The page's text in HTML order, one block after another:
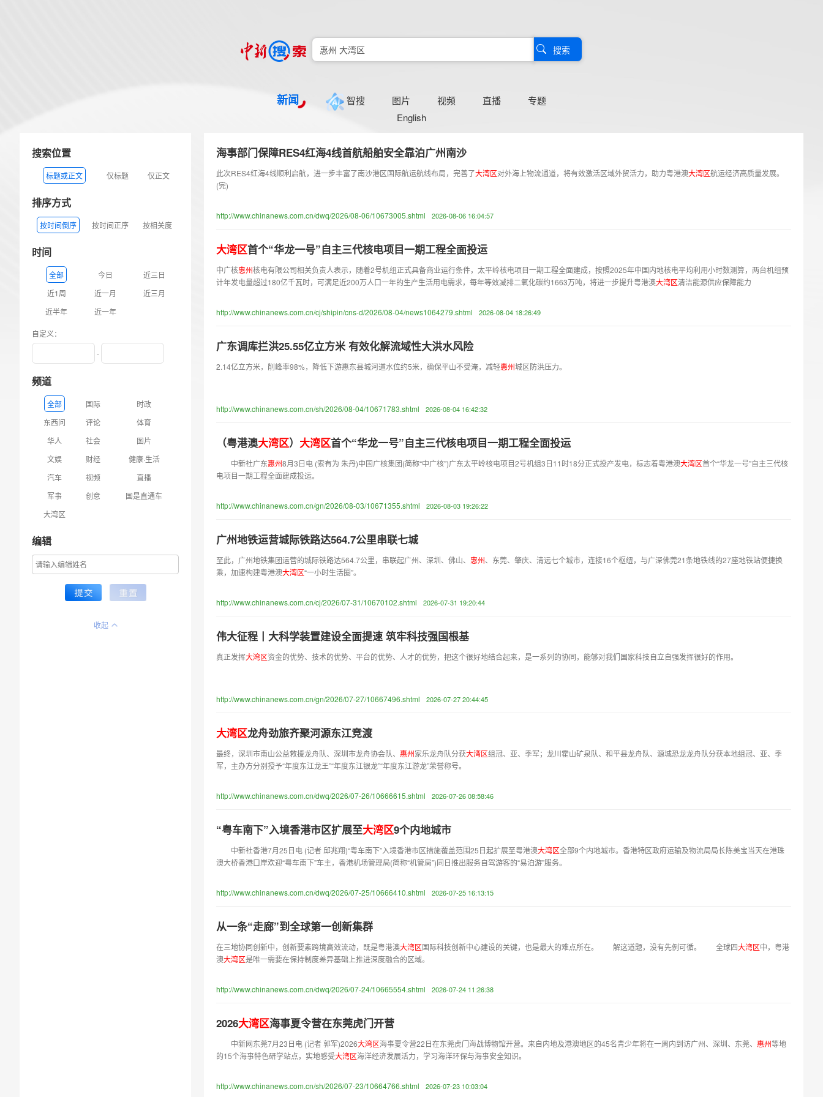
搜索
新闻 智搜 图片 视频 直播
专题
English
搜索位置
标题或正文 仅标题 仅正文
排序方式
按时间倒序 按时间正序 按相关度
时间
全部 今日
近三日
近1周
近一月
近三月
近半年
近一年
自定义：
-
频道
全部 国际
时政
东西问
评论
体育
华人
社会
图片
文娱
财经
健康·生活
汽车
视频
直播
军事
创意
国是直通车
大湾区
编辑
收起
海事部门保障RES4红海4线首航船舶安全靠泊广州南沙
此次RES4红海4线顺利启航，进一步丰富了南沙港区国际航运航线布局，完善了大湾区对外海上物流通道，将有效激活区域外贸活力，助力粤港澳大湾区航运经济高质量发展。
(完)
http://www.chinanews.com.cn/dwq/2026/08-06/10673005.shtml 2026-08-06 16:04:57
大湾区首个“华龙一号”自主三代核电项目一期工程全面投运
中广核惠州核电有限公司相关负责人表示，随着2号机组正式具备商业运行条件，太平岭核电项目一期工程全面建成，按照2025年中国内地核电平均利用小时数测算，两台机组预
计年发电量超过180亿千瓦时，可满足近200万人口一年的生产生活用电需求，每年等效减排二氧化碳约1663万吨，将进一步提升粤港澳大湾区清洁能源供应保障能力
http://www.chinanews.com.cn/cj/shipin/cns-d/2026/08-04/news1064279.shtml 2026-08-04 18:26:49
广东调库拦洪25.55亿立方米 有效化解流域性大洪水风险
2.14亿立方米，削峰率98%，降低下游惠东县城河道水位约5米，确保平山不受淹，减轻惠州城区防洪压力。
http://www.chinanews.com.cn/sh/2026/08-04/10671783.shtml 2026-08-04 16:42:32
（粤港澳大湾区） 大湾区首个“华龙一号”自主三代核电项目一期工程全面投运
中新社广东惠州8月3日电 (索有为 朱丹)中国广核集团(简称“中广核”)广东太平岭核电项目2号机组3日11时18分正式投产发电，标志着粤港澳大湾区首个“华龙一号”自主三代核
电项目一期工程全面建成投运。
http://www.chinanews.com.cn/gn/2026/08-03/10671355.shtml 2026-08-03 19:26:22
广州地铁运营城际铁路达564.7公里串联七城
至此，广州地铁集团运营的城际铁路达564.7公里，串联起广州、深圳、佛山、 惠州、东莞、肇庆、清远七个城市，连接16个枢纽，与广深佛莞21条地铁线的27座地铁站便捷换
乘，加速构建粤港澳大湾区“一小时生活圈”。
http://www.chinanews.com.cn/cj/2026/07-31/10670102.shtml 2026-07-31 19:20:44
伟大征程丨大科学装置建设全面提速 筑牢科技强国根基
真正发挥大湾区资金的优势、技术的优势、平台的优势、人才的优势，把这个很好地结合起来，是一系列的协同，能够对我们国家科技自立自强发挥很好的作用。
http://www.chinanews.com.cn/gn/2026/07-27/10667496.shtml 2026-07-27 20:44:45
大湾区龙舟劲旅齐聚河源东江竞渡
最终，深圳市南山公益救援龙舟队、深圳市龙舟协会队、 惠州家乐龙舟队分获大湾区组冠、亚、季军；龙川霍山矿泉队、和平县龙舟队、源城恐龙龙舟队分获本地组冠、亚、季
军，主办方分别授予“年度东江龙王”“年度东江银龙”“年度东江游龙”荣誉称号。
http://www.chinanews.com.cn/dwq/2026/07-26/10666615.shtml 2026-07-26 08:58:46
“粤车南下”入境香港市区扩展至大湾区9个内地城市
中新社香港7月25日电 (记者 邱兆翔)“粤车南下”入境香港市区措施覆盖范围25日起扩展至粤港澳大湾区全部9个内地城市。香港特区政府运输及物流局局长陈美宝当天在港珠
澳大桥香港口岸欢迎“粤车南下”车主，香港机场管理局(简称“机管局”)同日推出服务自驾游客的“易泊游”服务。
http://www.chinanews.com.cn/dwq/2026/07-25/10666410.shtml 2026-07-25 16:13:15
从一条“走廊”到全球第一创新集群
在三地协同创新中，创新要素跨境高效流动，既是粤港澳大湾区国际科技创新中心建设的关键，也是最大的难点所在。 解这道题，没有先例可循。 全球四大湾区中，粤港
澳大湾区是唯一需要在保持制度差异基础上推进深度融合的区域。
http://www.chinanews.com.cn/dwq/2026/07-24/10665554.shtml 2026-07-24 11:26:38
2026大湾区海事夏令营在东莞虎门开营
中新网东莞7月23日电 (记者 郭军)2026大湾区海事夏令营22日在东莞虎门海战博物馆开营。来自内地及港澳地区的45名青少年将在一周内到访广州、深圳、东莞、 惠州等地
的15个海事特色研学站点，实地感受大湾区海洋经济发展活力，学习海洋环保与海事安全知识。
http://www.chinanews.com.cn/sh/2026/07-23/10664766.shtml 2026-07-23 10:03:04